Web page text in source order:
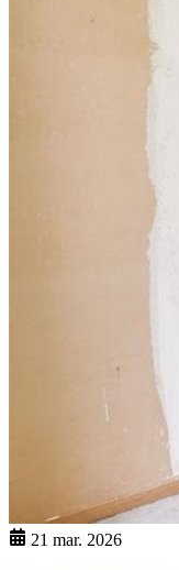
21 mar. 2026